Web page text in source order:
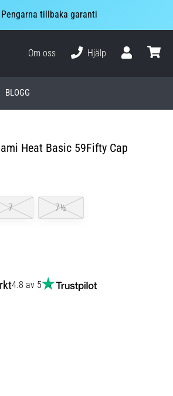
Pengarna tillbaka garanti
Om oss
Hjälp
BLOGG
Heat Basic 59Fifty Cap
7
7½
4.8 av 5